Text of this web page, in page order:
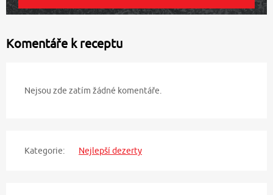
Komentáře k receptu
Nejsou zde zatím žádné komentáře.
Kategorie: Nejlepší dezerty